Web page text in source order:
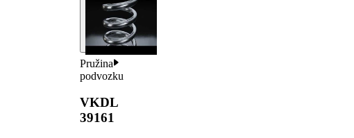
Pružina
podvozku
VKDL
39161